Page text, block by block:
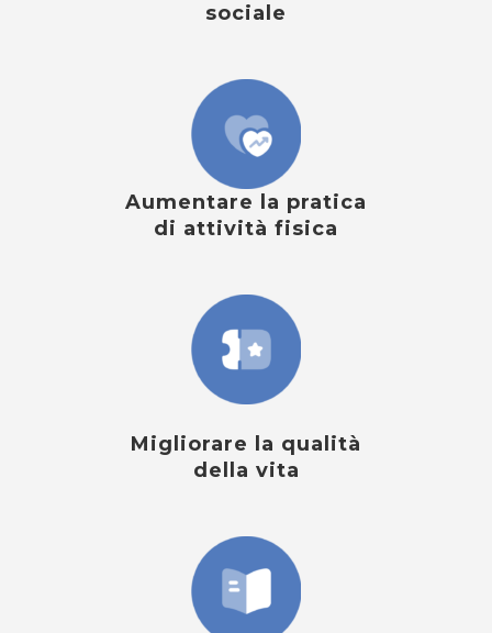
sociale
Aumentare la pratica
di attività fisica
Migliorare la qualità
della vita